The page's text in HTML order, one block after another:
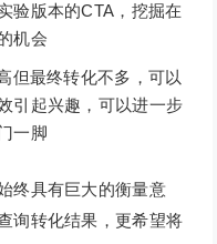
验版本的CTA，挖掘在
机会
但最终转化不多，可以
引起兴趣，可以进一步
一脚
终具有巨大的衡量意
询转化结果，更希望将